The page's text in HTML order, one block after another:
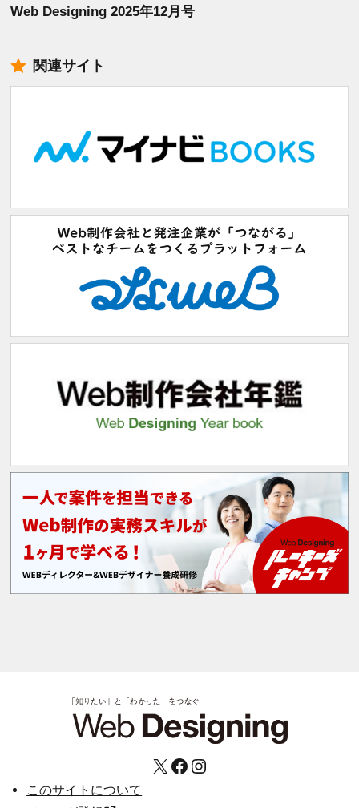
Web Designing 2025年12月号
関連サイト
X Facebook Instagram
このサイトについて